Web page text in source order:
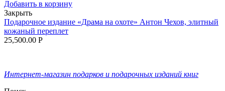
Добавить в корзину
Закрыть
Подарочное издание «Драма на охоте» Антон Чехов, элитный
кожаный переплет
25,500.00 Р
Интернет-магазин подарков и подарочных изданий книг